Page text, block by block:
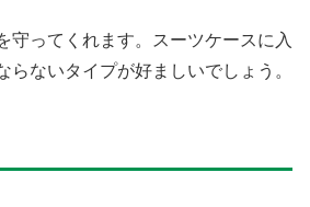
守ってくれます。スーツケースに入
らないタイプが好ましいでしょう。